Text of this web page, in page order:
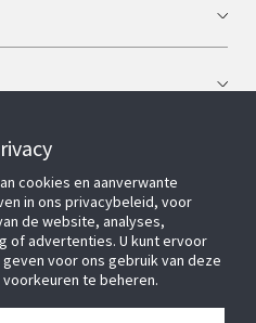
cookies en aanverwante
in ons privacybeleid, voor
de website, analyses,
of advertenties. U kunt ervoor
voor ons gebruik van deze
te beheren.